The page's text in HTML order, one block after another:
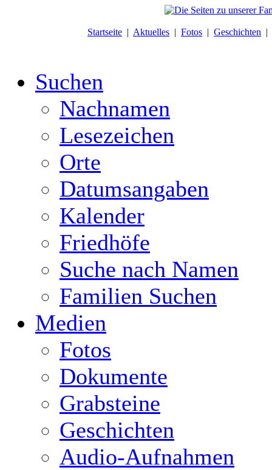
Startseite | Aktuelles | Fotos | Geschichten |
Suchen
Nachnamen
Lesezeichen
Orte
Datumsangaben
Kalender
Friedhöfe
Suche nach Namen
Familien Suchen
Medien
Fotos
Dokumente
Grabsteine
Geschichten
Audio-Aufnahmen